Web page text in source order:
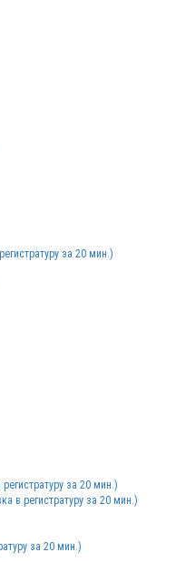
за 20 мин.)
за 20 мин.)
в регистратуру за 20 мин.)
за 20 мин.)